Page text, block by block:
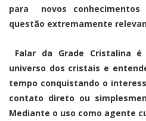
para novos
questão extremamente
Falar da Grade Cristalina
universo dos cristais e
tempo conquistando o
contato direto ou
Mediante o uso como agente